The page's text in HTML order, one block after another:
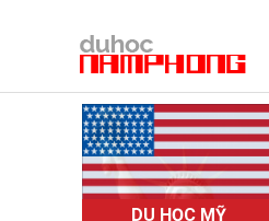
DU HỌC MỸ
TRANG CHỦ
QUỐC GIA
EVENTS